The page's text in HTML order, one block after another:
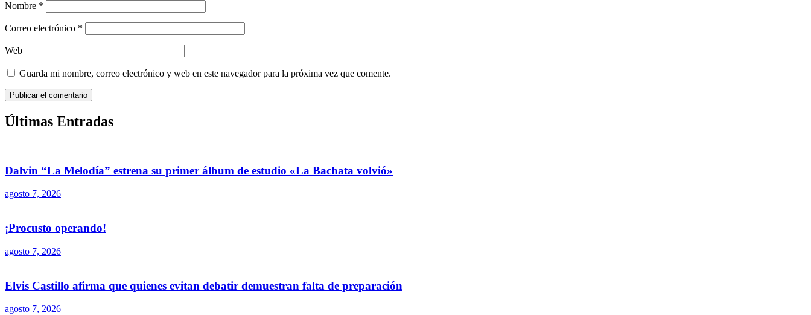
Nombre *
Correo electrónico *
Web
Guarda mi nombre, correo electrónico y web en este navegador para la próxima vez que comente.
Últimas Entradas
Dalvin “La Melodía” estrena su primer álbum de estudio «La Bachata volvió»
agosto 7, 2026
¡Procusto operando!
agosto 7, 2026
Elvis Castillo afirma que quienes evitan debatir demuestran falta de preparación
agosto 7, 2026